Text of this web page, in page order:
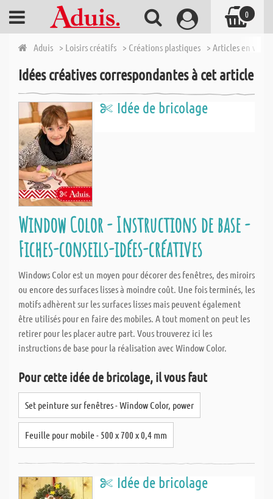
Aduis > Loisirs créatifs > Créations plastiques > Articles en
Idées créatives correspondantes à cet article
Idée de bricolage
Window Color - Instructions de base -
Fiches-conseils-idées-créatives
Windows Color est un moyen pour décorer des fenêtres, des miroirs
ou encore des surfaces lisses à moindre coût. Une fois terminés, les
motifs adhèrent sur les surfaces lisses mais peuvent également
être utilisés pour en faire des mobiles. A tout moment on peut les
retirer pour les placer autre part. Vous trouverez ici les
instructions de base pour la réalisation avec Window Color.
Pour cette idée de bricolage, il vous faut
Set peinture sur fenêtres - Window Color, power
Feuille pour mobile - 500 x 700 x 0,4 mm
Idée de bricolage
0